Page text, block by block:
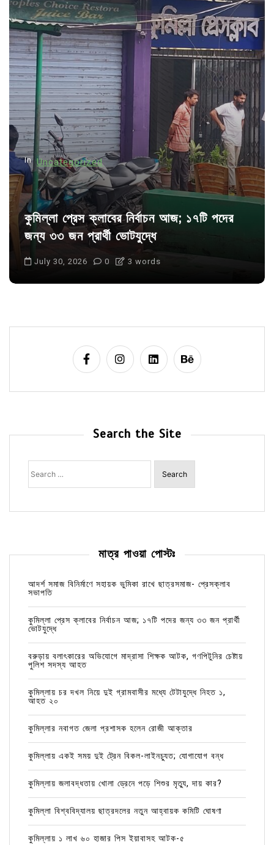
v
i
g
a
t
i
o
n
In Uncategorized
কুমিল্লা প্রেস ক্লাবের নির্বাচন আজ; ১৭টি পদের
জন্য ৩৩ জন প্রার্থী ভোটযুদ্ধে
July 30, 2026 0 3 words
Search the Site
Search
for:
মাত্র পাওয়া পোস্টঃ
আদর্শ সমাজ বিনির্মাণে সহায়ক ভুমিকা রাখে ছাত্রসমাজ- প্রেসক্লাব
সভাপতি
কুমিল্লা প্রেস ক্লাবের নির্বাচন আজ; ১৭টি পদের জন্য ৩৩ জন প্রার্থী
ভোটযুদ্ধে
বরুড়ায় বলাৎকারের অভিযোগে মাদ্রাসা শিক্ষক আটক, গণপিটুনির চেষ্টায়
পুলিশ সদস্য আহত
কুমিল্লায় চর দখল নিয়ে দুই গ্রামবাসীর মধ্যে টেটাযুদ্ধে নিহত ১,
আহত ২০
কুমিল্লার নবাগত জেলা প্রশাসক হলেন রোজী আক্তার
কুমিল্লায় একই সময় দুই ট্রেন বিকল-লাইনচ্যুত; যোগাযোগ বন্ধ
কুমিল্লায় জলাবদ্ধতায় খোলা ড্রেনে পড়ে শিশুর মৃত্যু, দায় কার?
কুমিল্লা বিশ্ববিদ্যালয় ছাত্রদলের নতুন আহ্বায়ক কমিটি ঘোষণা
কুমিল্লায় ১ লাখ ৬০ হাজার পিস ইয়াবাসহ আটক-৫